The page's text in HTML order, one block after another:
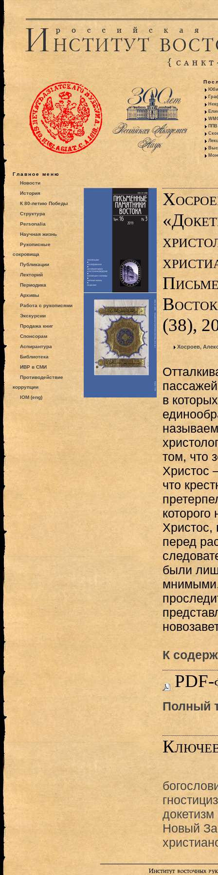
ППВ
Главное меню
Новости
История
К 80-летию Победы
Структура
Personalia
Научная жизнь
Рукописные
сокровища
Публикации
Лекторий
Периодика
Архивы
Работа с рукописями
Экскурсии
Продажа книг
Спонсорам
Аспирантура
Библиотека
ИВР в СМИ
Противодействие
коррупции
IOM (eng)
(38),
Хосроев,
пассажей
в
том, что
Христос
что
Христос,
перед
были
К
PDF-
Полный
докетизм
Новый